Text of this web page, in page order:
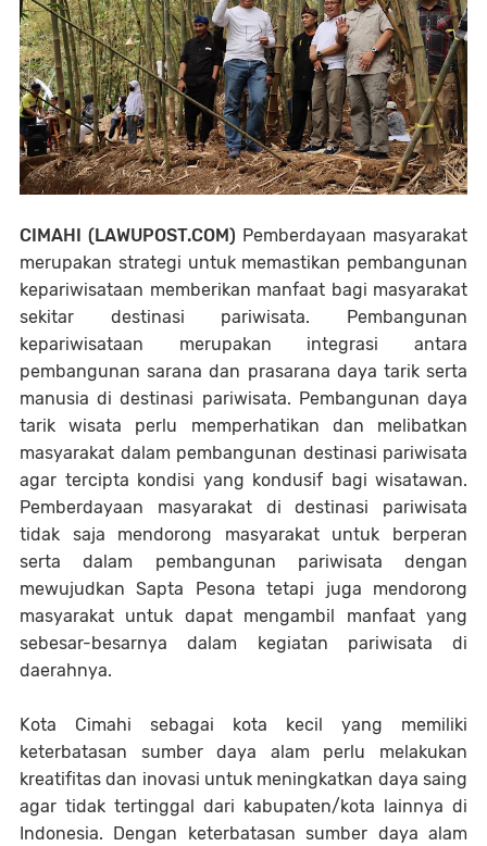
CIMAHI (LAWUPOST.COM) Pemberdayaan masyarakat
merupakan strategi untuk memastikan pembangunan
kepariwisataan memberikan manfaat bagi masyarakat
sekitar destinasi pariwisata. Pembangunan
kepariwisataan merupakan integrasi antara
pembangunan sarana dan prasarana daya tarik serta
manusia di destinasi pariwisata. Pembangunan daya
tarik wisata perlu memperhatikan dan melibatkan
masyarakat dalam pembangunan destinasi pariwisata
agar tercipta kondisi yang kondusif bagi wisatawan.
Pemberdayaan masyarakat di destinasi pariwisata
tidak saja mendorong masyarakat untuk berperan
serta dalam pembangunan pariwisata dengan
mewujudkan Sapta Pesona tetapi juga mendorong
masyarakat untuk dapat mengambil manfaat yang
sebesar-besarnya dalam kegiatan pariwisata di
daerahnya.
Kota Cimahi sebagai kota kecil yang memiliki
keterbatasan sumber daya alam perlu melakukan
kreatifitas dan inovasi untuk meningkatkan daya saing
agar tidak tertinggal dari kabupaten/kota lainnya di
Indonesia. Dengan keterbatasan sumber daya alam